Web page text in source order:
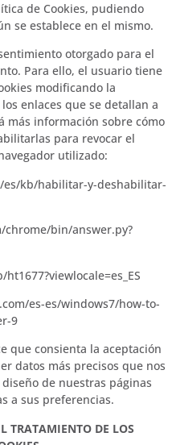
de Cookies, pudiendo
se establece en el mismo.
otorgado para el
Para ello, el usuario tiene
modificando la
enlaces que se detallan a
más información sobre cómo
para revocar el
utilizado:
kb/habilitar-y-deshabilitar-
chrome/bin/answer.py?
es-es/windows7/how-to-
9
que consienta la aceptación
datos más precisos que nos
de nuestras páginas
a sus preferencias.
TRATAMIENTO DE LOS